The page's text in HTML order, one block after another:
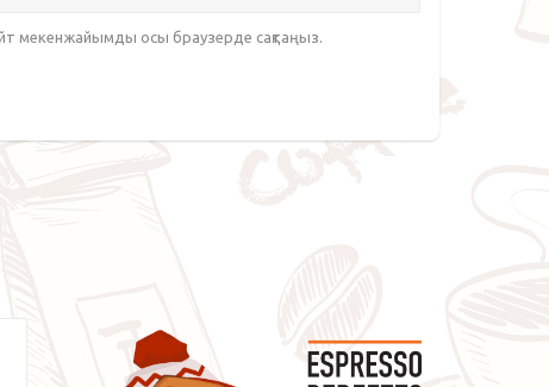
мекенжайымды осы браузерде сақтаңыз.